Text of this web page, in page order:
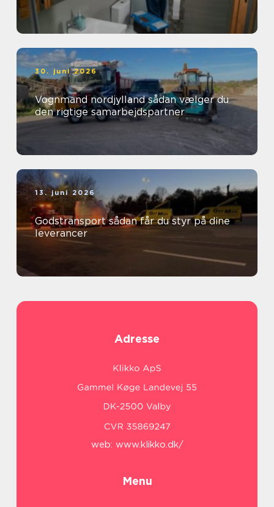
30. juni 2026
Vognmand nordjylland sådan vælger du
den rigtige samarbejdspartner
13. juni 2026
Godstransport sådan får du styr på dine
leverancer
Adresse
web: www.klikko.dk/
Menu